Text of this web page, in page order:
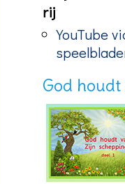
rij
YouTube
God houdt